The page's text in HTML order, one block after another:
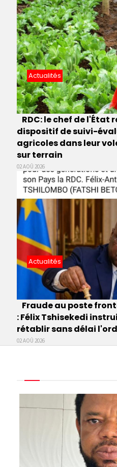
Actualités
RDC: le chef de l'État
dispositif de suivi-
agricoles dans leur
sur terrain
02 AOÛ 2026
Actualités
Fraude au poste
: Félix Tshisekedi
rétablir sans délai
02 AOÛ 2026
Pagination